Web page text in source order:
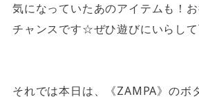
気になっていたあのアイテムも！
チャンスです☆ぜひ遊びにいらし
それでは本日は、《ZAMPA》のボ